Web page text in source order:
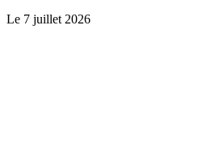
Le 7 juillet 2026